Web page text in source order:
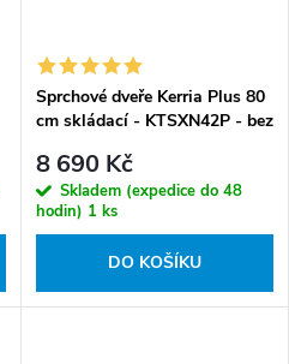
Sprchové dveře Kerria Plus 80
cm skládací - KTSXN42P - bez
8 690 Kč
Skladem (expedice do 48
hodin) 1 ks
DO KOŠÍKU